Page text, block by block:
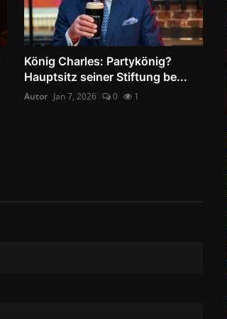
König Charles: Partykönig?
Hauptsitz seiner Stiftung be...
Autor Jan 7, 2026 0 1